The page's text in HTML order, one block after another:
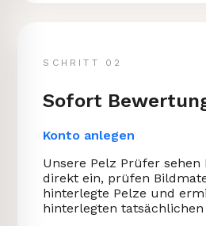
SCHRITT 02
Sofort
Konto anlegen
Unsere Pelz Prüfer sehen
direkt ein, prüfen
hinterlegte Pelze und
hinterlegten